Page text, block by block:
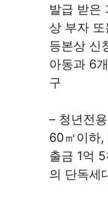
발급 받은
상 부자
등본상 신
아동과 6
구
– 청년전
60㎡이하,
출금 1억
의 단독세